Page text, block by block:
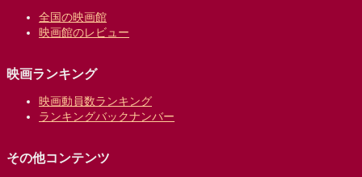
全国の映画館
映画館のレビュー
映画ランキング
映画動員数ランキング
ランキングバックナンバー
その他コンテンツ